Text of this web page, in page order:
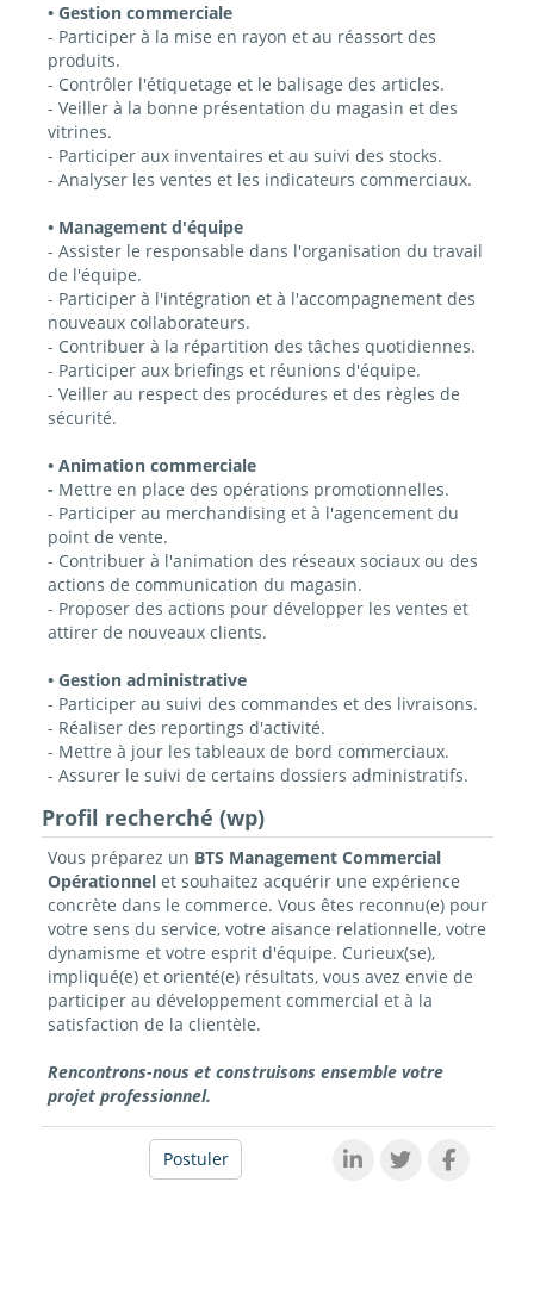
• Gestion commerciale
- Participer à la mise en rayon et au réassort des
produits.
- Contrôler l'étiquetage et le balisage des articles.
- Veiller à la bonne présentation du magasin et des
vitrines.
- Participer aux inventaires et au suivi des stocks.
- Analyser les ventes et les indicateurs commerciaux.
• Management d'équipe
- Assister le responsable dans l'organisation du travail
de l'équipe.
- Participer à l'intégration et à l'accompagnement des
nouveaux collaborateurs.
- Contribuer à la répartition des tâches quotidiennes.
- Participer aux briefings et réunions d'équipe.
- Veiller au respect des procédures et des règles de
sécurité.
• Animation commerciale
- Mettre en place des opérations promotionnelles.
- Participer au merchandising et à l'agencement du
point de vente.
- Contribuer à l'animation des réseaux sociaux ou des
actions de communication du magasin.
- Proposer des actions pour développer les ventes et
attirer de nouveaux clients.
• Gestion administrative
- Participer au suivi des commandes et des livraisons.
- Réaliser des reportings d'activité.
- Mettre à jour les tableaux de bord commerciaux.
- Assurer le suivi de certains dossiers administratifs.
Profil recherché (wp)
Vous préparez un BTS Management Commercial
Opérationnelet souhaitez acquérir une expérience
concrète dans le commerce. Vous êtes reconnu(e) pour
votre sens du service, votre aisance relationnelle, votre
dynamisme et votre esprit d'équipe. Curieux(se),
impliqué(e) et orienté(e) résultats, vous avez envie de
participer au développement commercial et à la
satisfaction de la clientèle.
Rencontrons-nous et construisons ensemble votre
projet professionnel.
Postuler